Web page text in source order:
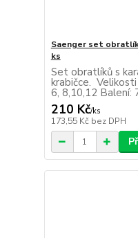
Saenger set
ks
Set obratlíků s
krabičce.
6, 8,10,12 Balení:
210 Kč/ks
173,55 Kč bez DPH